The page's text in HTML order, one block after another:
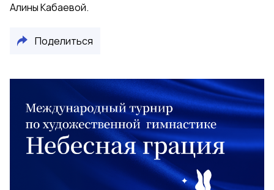
Алины Кабаевой.
Поделиться